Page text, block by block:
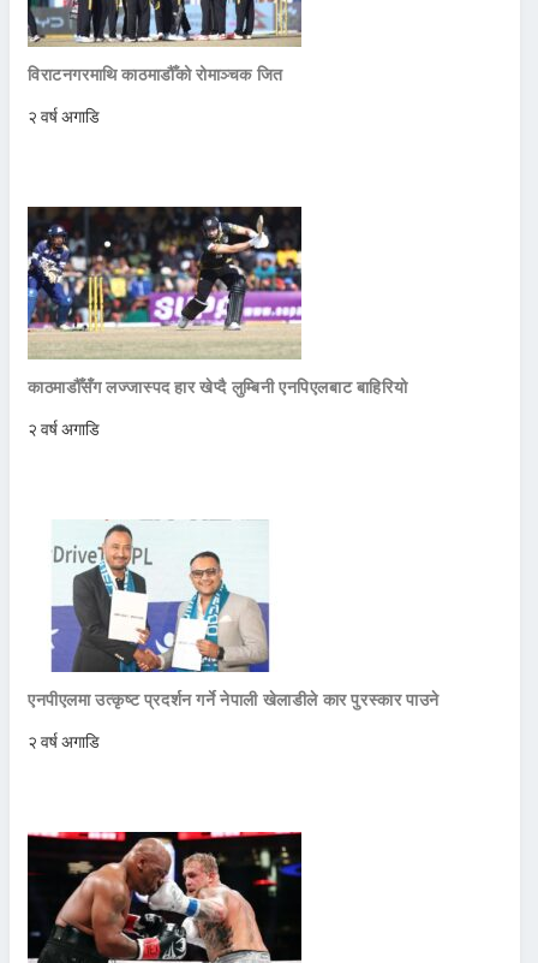
विराटनगरमाथि काठमाडौँको रोमाञ्चक जित
२ वर्ष अगाडि
काठमाडौँसँग लज्जास्पद हार खेप्दै लुम्बिनी एनपिएलबाट बाहिरियो
२ वर्ष अगाडि
एनपीएलमा उत्कृष्ट प्रदर्शन गर्ने नेपाली खेलाडीले कार पुरस्कार पाउने
२ वर्ष अगाडि